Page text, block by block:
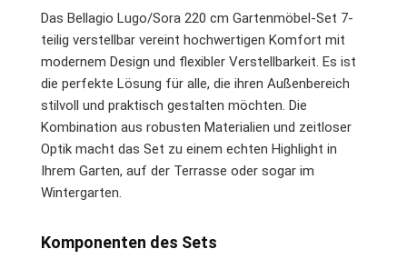
Das Bellagio Lugo/Sora 220 cm Gartenmöbel-Set 7-
teilig verstellbar vereint hochwertigen Komfort mit
modernem Design und flexibler Verstellbarkeit. Es ist
die perfekte Lösung für alle, die ihren Außenbereich
stilvoll und praktisch gestalten möchten. Die
Kombination aus robusten Materialien und zeitloser
Optik macht das Set zu einem echten Highlight in
Ihrem Garten, auf der Terrasse oder sogar im
Wintergarten.
Komponenten des Sets